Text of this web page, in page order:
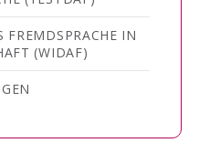
FREMDSPRACHE IN
(WIDAF)